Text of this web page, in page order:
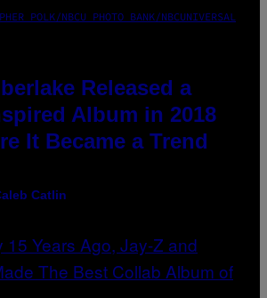
POLK/NBCU PHOTO BANK/NBCUNIVERSAL
Released a
Album in 2018
It Became a Trend
Catlin